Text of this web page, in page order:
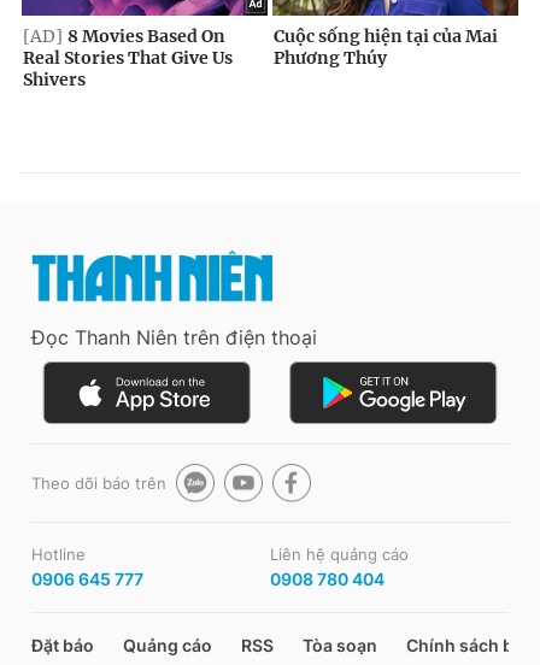
Đọc Thanh Niên trên điện thoại
Theo dõi báo trên
Hotline
0906 645 777
Liên hệ quảng cáo
0908 780 404
Đặt báo Quảng cáo RSS Tòa soạn Chính sách bảo